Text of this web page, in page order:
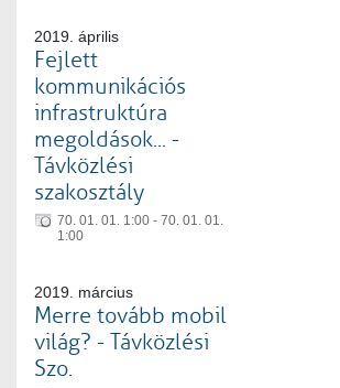
2019. április
Fejlett
kommunikációs
infrastruktúra
megoldások... -
Távközlési
szakosztály
70. 01. 01. 1:00 - 70. 01. 01.
1:00
2019. március
Merre tovább mobil
világ? - Távközlési
Szo.